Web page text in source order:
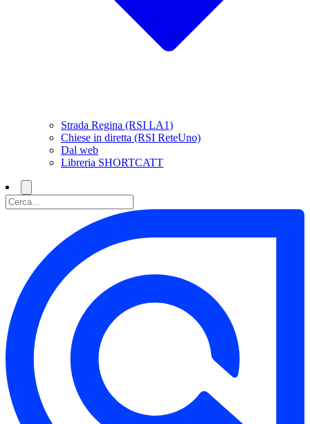
Strada Regina (RSI LA1)
Chiese in diretta (RSI ReteUno)
Dal web
Libreria SHORTCATT